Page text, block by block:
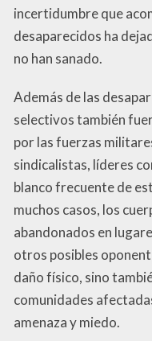
incertidumbre que
desaparecidos ha
no han sanado.
Además de las
selectivos también
por las fuerzas
sindicalistas, líderes
blanco frecuente de
muchos casos, los
abandonados en
otros posibles
daño físico, sino
comunidades
amenaza y miedo.